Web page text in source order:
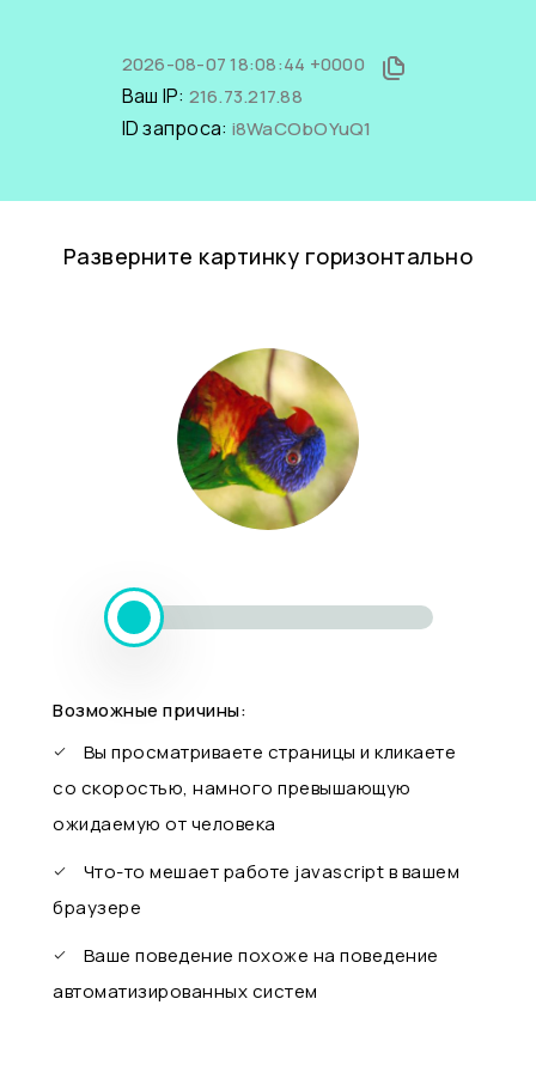
2026-08-07 18:08:44 +0000
Ваш IP: 216.73.217.88
ID запроса: i8WaCObOYuQ1
Разверните картинку горизонтально
Возможные причины:
Вы просматриваете страницы и кликаете
со скоростью, намного превышающую
ожидаемую от человека
Что-то мешает работе javascript в вашем
браузере
Ваше поведение похоже на поведение
автоматизированных систем